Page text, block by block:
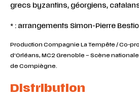
grecs byzantins, géorgiens,
* : arrangements Simon-Pierre
Production Compagnie La Tempête / Co-
d’Orléans, MC2 Grenoble – Scène
de Compiègne.
Distribution